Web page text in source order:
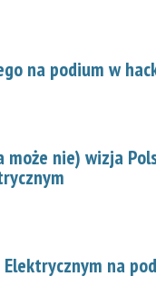
na podium w
może nie) wizja
na